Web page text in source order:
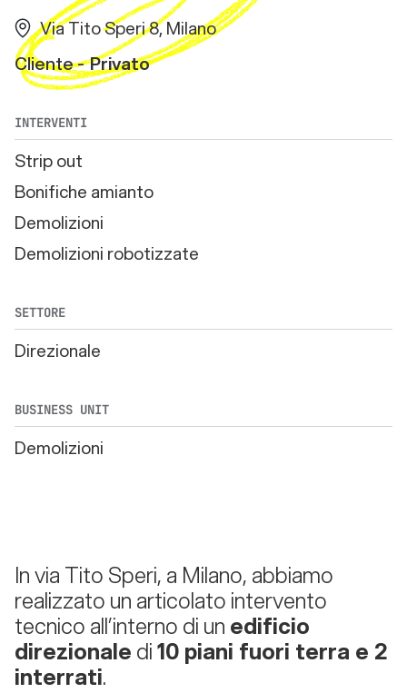
Via Tito Speri 8, Milano
Cliente - Privato
INTERVENTI
Strip out
Bonifiche amianto
Demolizioni
Demolizioni robotizzate
SETTORE
Direzionale
BUSINESS UNIT
Demolizioni
In via Tito Speri, a Milano, abbiamo
realizzato un articolato intervento
tecnico all’interno di un edificio
direzionale di10 piani fuori terra e 2
interrati.